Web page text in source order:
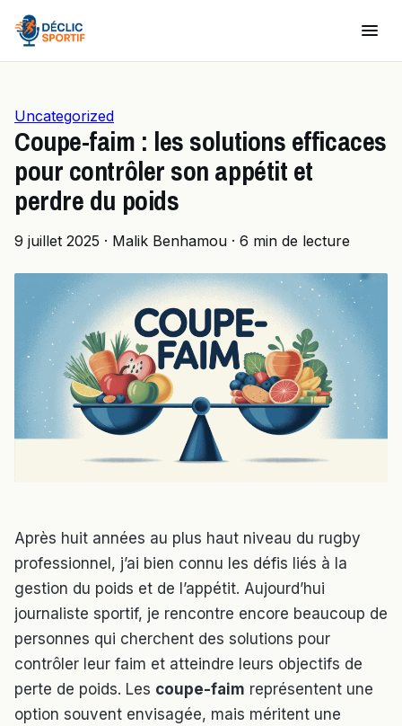
Uncategorized
Coupe-faim : les solutions efficaces
pour contrôler son appétit et
perdre du poids
9 juillet 2025 · Malik Benhamou · 6 min de lecture
Après huit années au plus haut niveau du rugby
professionnel, j’ai bien connu les défis liés à la
gestion du poids et de l’appétit. Aujourd’hui
journaliste sportif, je rencontre encore beaucoup de
personnes qui cherchent des solutions pour
contrôler leur faim et atteindre leurs objectifs de
perte de poids. Les coupe-faim représentent une
option souvent envisagée, mais méritent une